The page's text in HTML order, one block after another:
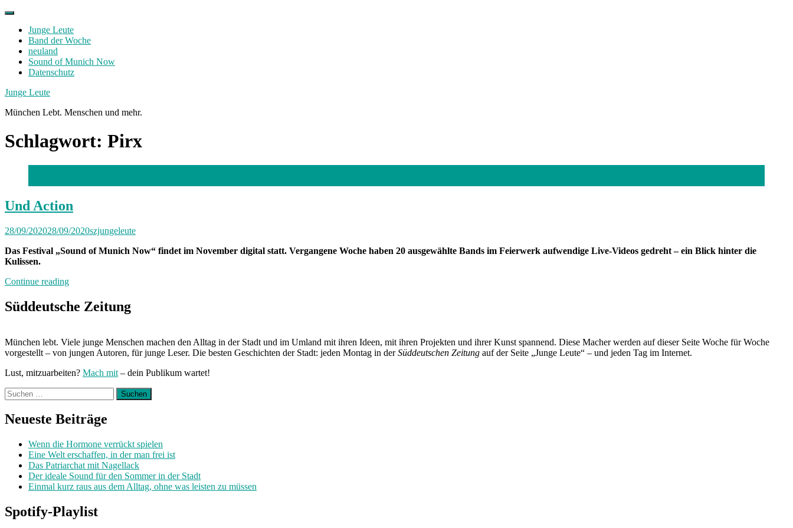
Skip
contentJunge Leute
Band der Woche
neuland
Sound of Munich Now
Datenschutz
Facebook
Twitter
Instagram
Junge Leute
München Lebt. Menschen und mehr.
Schlagwort: Pirx
Und Action
28/09/202028/09/2020szjungeleute
Das Festival „Sound of Munich Now“ findet im November digital statt. Vergangene Woche haben 20 ausgewählte Bands im Feierwerk aufwendige Live-Videos gedreht – ein Blick hinter die
Kulissen.
Continue reading„Und
Süddeutsche Zeitung
München lebt. Viele junge Menschen machen den Alltag in der Stadt und im Umland mit ihren Ideen, mit ihren Projekten und ihrer Kunst spannend. Diese Macher werden auf dieser Seite Woche für Woche
vorgestellt – von jungen Autoren, für junge Leser. Die besten Geschichten der Stadt: jeden Montag in derSüddeutschen Zeitung auf der Seite „Junge Leute“ – und jeden Tag im Internet.
Lust, mitzuarbeiten? Mach mit – dein Publikum wartet!
Suchen
nach:
Neueste Beiträge
Wenn die Hormone verrückt spielen
Eine Welt erschaffen, in der man frei ist
Das Patriarchat mit Nagellack
Der ideale Sound für den Sommer in der Stadt
Einmal kurz raus aus dem Alltag, ohne was leisten zu müssen
Spotify-Playlist